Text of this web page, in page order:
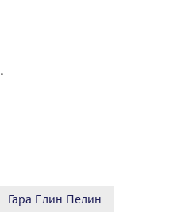
Гара Елин Пелин